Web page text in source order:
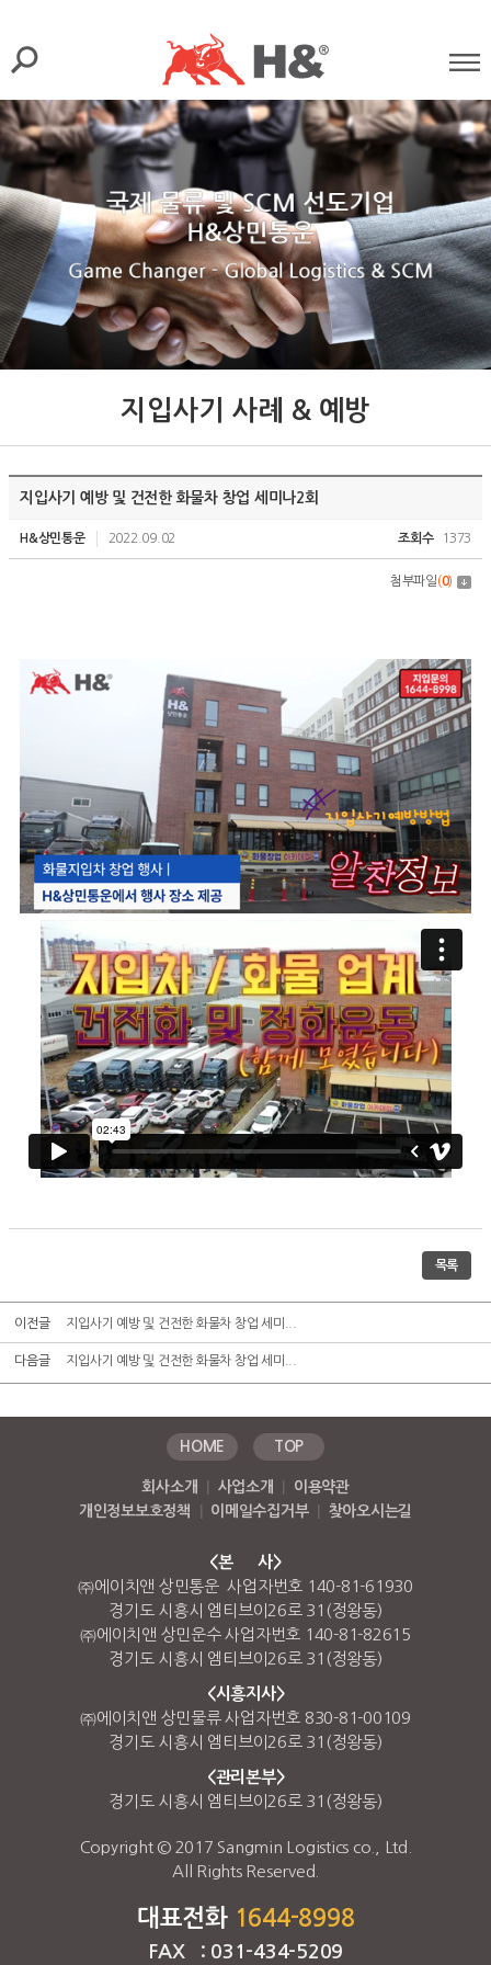
지입사기 사례 & 예방
지입사기 예방 및 건전한 화물차 창업 세미나2회
H&상민통운 2022.09.02 조회수 1373
첨부파일(0)
목록
이전글 지입사기 예방 및 건전한 화물차 창업 세미...
다음글 지입사기 예방 및 건전한 화물차 창업 세미...
HOME TOP
회사소개 사업소개
이용약관
개인정보보호정책
이메일수집거부 찾아오시는길
<본 사>
㈜에이치앤 상민통운 사업자번호 140-81-61930
경기도 시흥시 엠티브이26로 31(정왕동)
㈜에이치앤 상민운수 사업자번호 140-81-82615
경기도 시흥시 엠티브이26로 31(정왕동)
<시흥지사>
㈜에이치앤 상민물류 사업자번호 830-81-00109
경기도 시흥시 엠티브이26로 31(정왕동)
<관리본부>
경기도 시흥시 엠티브이26로 31(정왕동)
Copyright © 2017 Sangmin Logistics co., Ltd.
All Rights Reserved.
대표전화 1644-8998
FAX : 031-434-5209